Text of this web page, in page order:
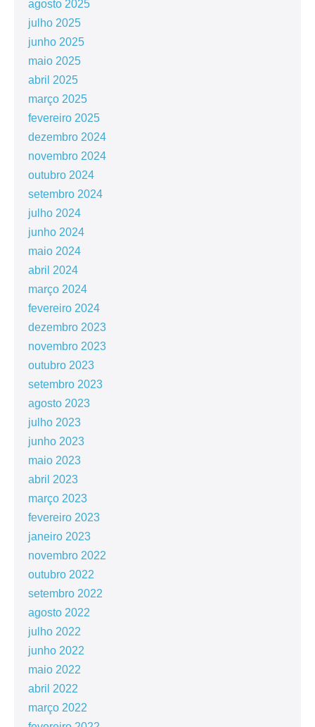
agosto 2025
julho 2025
junho 2025
maio 2025
abril 2025
março 2025
fevereiro 2025
dezembro 2024
novembro 2024
outubro 2024
setembro 2024
julho 2024
junho 2024
maio 2024
abril 2024
março 2024
fevereiro 2024
dezembro 2023
novembro 2023
outubro 2023
setembro 2023
agosto 2023
julho 2023
junho 2023
maio 2023
abril 2023
março 2023
fevereiro 2023
janeiro 2023
novembro 2022
outubro 2022
setembro 2022
agosto 2022
julho 2022
junho 2022
maio 2022
abril 2022
março 2022